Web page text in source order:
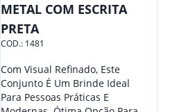
METAL COM ESCRITA
PRETA
COD.: 1481
Com Visual Refinado, Este
Conjunto É Um Brinde Ideal
Para Pessoas Práticas E